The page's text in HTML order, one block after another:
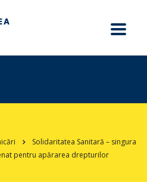
Solidaritatea Sanitară – singura
pentru apărarea drepturilor